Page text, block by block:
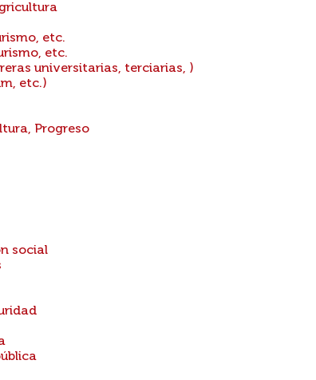
etc.
etc.
universitarias, terciarias, )
etc.)
Progreso
social